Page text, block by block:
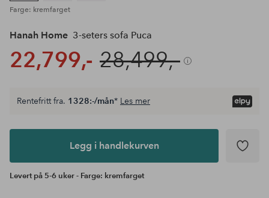
Farge: kremfarget
Hanah Home 3-seters sofa Puca
22,799,- 28,499,-
Legg i
Rentefritt fra. 1328:-/mån* Les mer
Legg i handlekurven
Levert på 5-6 uker - Farge: kremfarget